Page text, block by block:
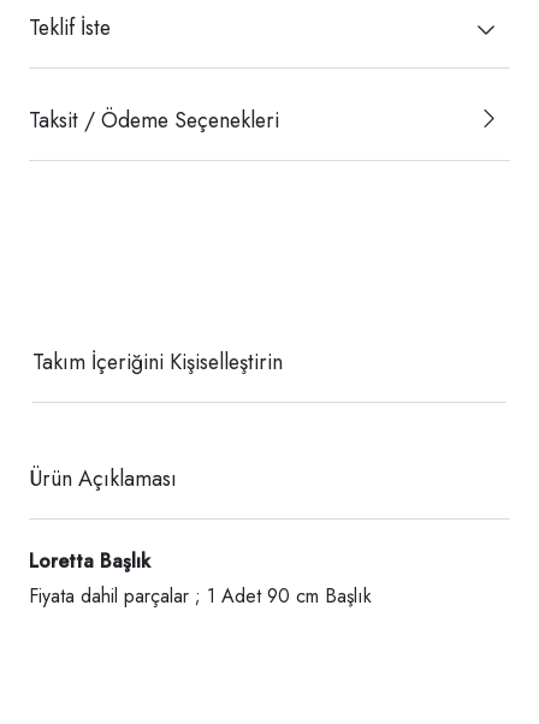
Teklif İste
Taksit / Ödeme Seçenekleri
Takım İçeriğini Kişiselleştirin
Ürün Açıklaması
Loretta Başlık
Fiyata dahil parçalar ; 1 Adet 90 cm Başlık